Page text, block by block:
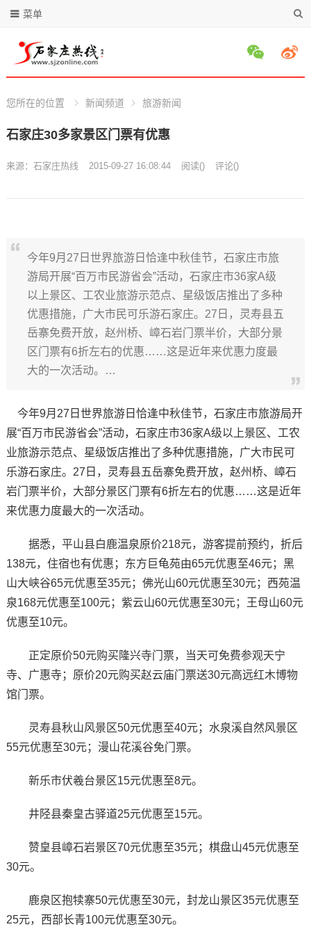
菜单
您所在的位置 新闻频道 旅游新闻
石家庄30多家景区门票有优惠
来源： 石家庄热线 2015-09-27 16:08:44 阅读() 评论()
今年9月27日世界旅游日恰逢中秋佳节，石家庄市旅
游局开展“百万市民游省会”活动，石家庄市36家A级
以上景区、工农业旅游示范点、星级饭店推出了多种
优惠措施，广大市民可乐游石家庄。27日，灵寿县五
岳寨免费开放，赵州桥、嶂石岩门票半价，大部分景
区门票有6折左右的优惠……这是近年来优惠力度最
大的一次活动。…
今年9月27日世界旅游日恰逢中秋佳节，石家庄市旅游局开
展“百万市民游省会”活动，石家庄市36家A级以上景区、工农
业旅游示范点、星级饭店推出了多种优惠措施，广大市民可
乐游石家庄。27日，灵寿县五岳寨免费开放，赵州桥、嶂石
岩门票半价，大部分景区门票有6折左右的优惠……这是近年
来优惠力度最大的一次活动。
据悉，平山县白鹿温泉原价218元，游客提前预约，折后
138元，住宿也有优惠；东方巨龟苑由65元优惠至46元；黑
山大峡谷65元优惠至35元；佛光山60元优惠至30元；西苑温
泉168元优惠至100元；紫云山60元优惠至30元；王母山60元
优惠至10元。
正定原价50元购买隆兴寺门票，当天可免费参观天宁
寺、广惠寺；原价20元购买赵云庙门票送30元高远红木博物
馆门票。
灵寿县秋山风景区50元优惠至40元；水泉溪自然风景区
55元优惠至30元；漫山花溪谷免门票。
新乐市伏羲台景区15元优惠至8元。
井陉县秦皇古驿道25元优惠至15元。
赞皇县嶂石岩景区70元优惠至35元；棋盘山45元优惠至
30元。
鹿泉区抱犊寨50元优惠至30元，封龙山景区35元优惠至
25元，西部长青100元优惠至30元。